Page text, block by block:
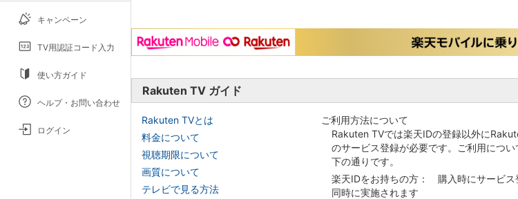
キャンペーン
TV用認証コード入力
使い方ガイド
ヘルプ・お問い合わせ
ログイン
Rakuten TV ガイド
Rakuten TVとは
料金について
視聴期限について
画質について
テレビで見る方法
ご利用方法について
Rakuten TVでは楽天IDの登録以外に
のサービス登録が必要です。ご利用につい
下の通りです。
楽天IDをお持ちの方： 購入時にサービス
同時に実施されます